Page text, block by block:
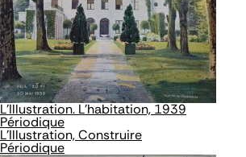
L’Illustration. L'habitation, 1939
Périodique
L’Illustration, Construire
Périodique